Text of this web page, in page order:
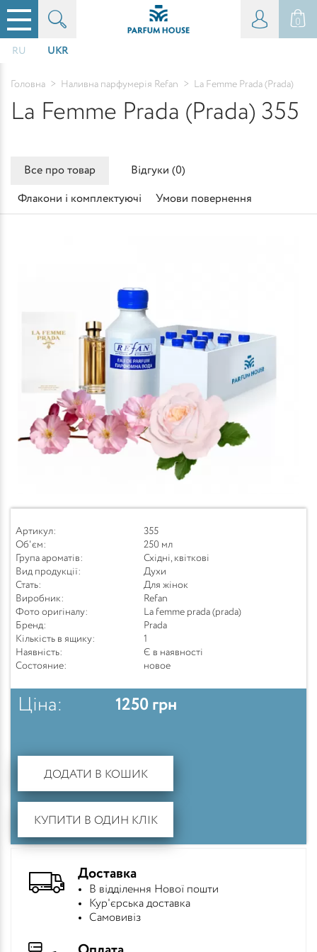
0
RU UKR
Головна > Наливна парфумерія Refan > La Femme Prada (Prada)
La Femme Prada (Prada) 355
Все про товар Відгуки (0)
Флакони і комплектуючі Умови повернення
Артикул:
355
Об'єм:
250 мл
Група ароматів:
Східні, квіткові
Вид продукції:
Духи
Стать:
Для жінок
Виробник:
Refan
Фото оригіналу:
La femme prada (prada)
Бренд:
Prada
Кількість в ящику:
1
Наявність:
Є в наявності
Состояние:
новое
Ціна: 1250 грн
ДОДАТИ В КОШИК
КУПИТИ В ОДИН КЛІК
Доставка
В відділення Нової пошти
Кур'єрська доставка
Самовивіз